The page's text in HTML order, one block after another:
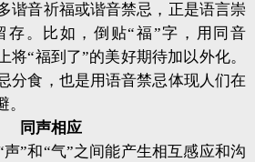
音祈福或谐音禁忌，正是语言崇
存。比如，倒贴“福”字，用同音
将“福到了”的美好期待加以外化。
分食，也是用语音禁忌体现人们在
同声相应
和“气”之间能产生相互感应和沟